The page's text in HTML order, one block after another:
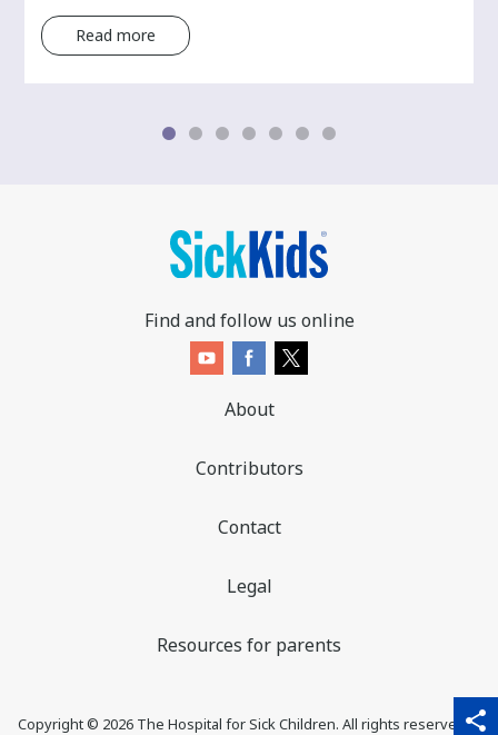
share
qr_code_scanner
content_copy
Read more
Find and follow us online
About
Contributors
Contact
Legal
Resources for parents
Copyright © 2026The Hospital for Sick Children. All rights reserved. ♥